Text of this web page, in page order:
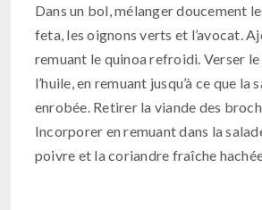
Dans un bol, mélanger doucement
feta, les oignons verts et l’avocat.
remuant le quinoa refroidi. Verser
l’huile, en remuant jusqu’à ce que la
enrobée. Retirer la viande des
Incorporer en remuant dans la
poivre et la coriandre fraîche